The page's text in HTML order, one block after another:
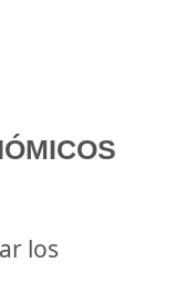
los